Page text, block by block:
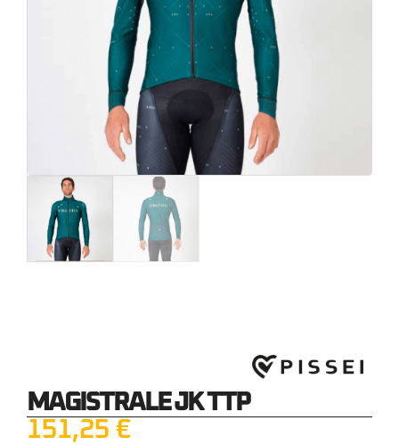
MAGISTRALE JK TTP
151,25 €